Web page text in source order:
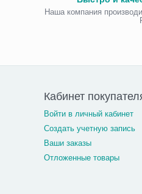
Наша компания
Кабинет
Войти в личный кабинет
Создать учетную запись
Ваши заказы
Отложенные товары